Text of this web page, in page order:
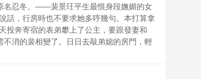
名忍冬。——裴景玨平生最恨身段嫵媚的女
話，行房時也不要求她多哼幾句。本打算拿
投奔寄宿的表弟攀上了公主，要跟發妻和
消的裴相變了。日日去敲弟媳的房門，輕